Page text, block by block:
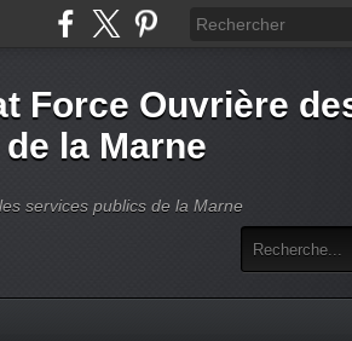
Force Ouvrière
la Marne
services publics de la Marne